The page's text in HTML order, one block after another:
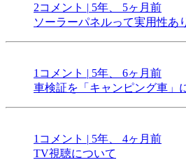
2コメント | 5年、 5ヶ月前
ソーラーパネルって実用性あ
1コメント | 5年、 6ヶ月前
車検証を「キャンピング車」
1コメント | 5年、 4ヶ月前
TV視聴について